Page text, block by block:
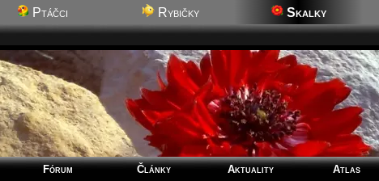
Ptáčci Rybičky Skalky
Fórum Články Aktuality Atlas